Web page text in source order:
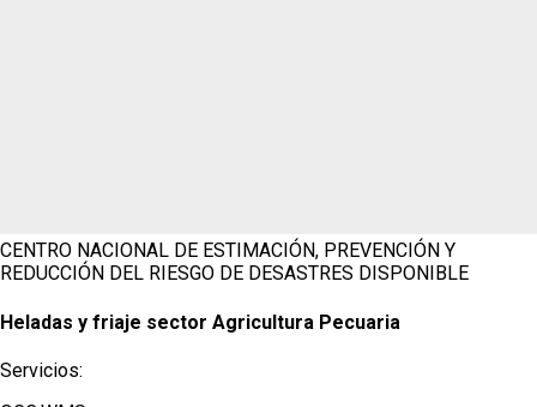
CENTRO NACIONAL DE ESTIMACIÓN, PREVENCIÓN Y
REDUCCIÓN DEL RIESGO DE DESASTRES DISPONIBLE
Heladas y friaje sector Agricultura Pecuaria
Servicios: